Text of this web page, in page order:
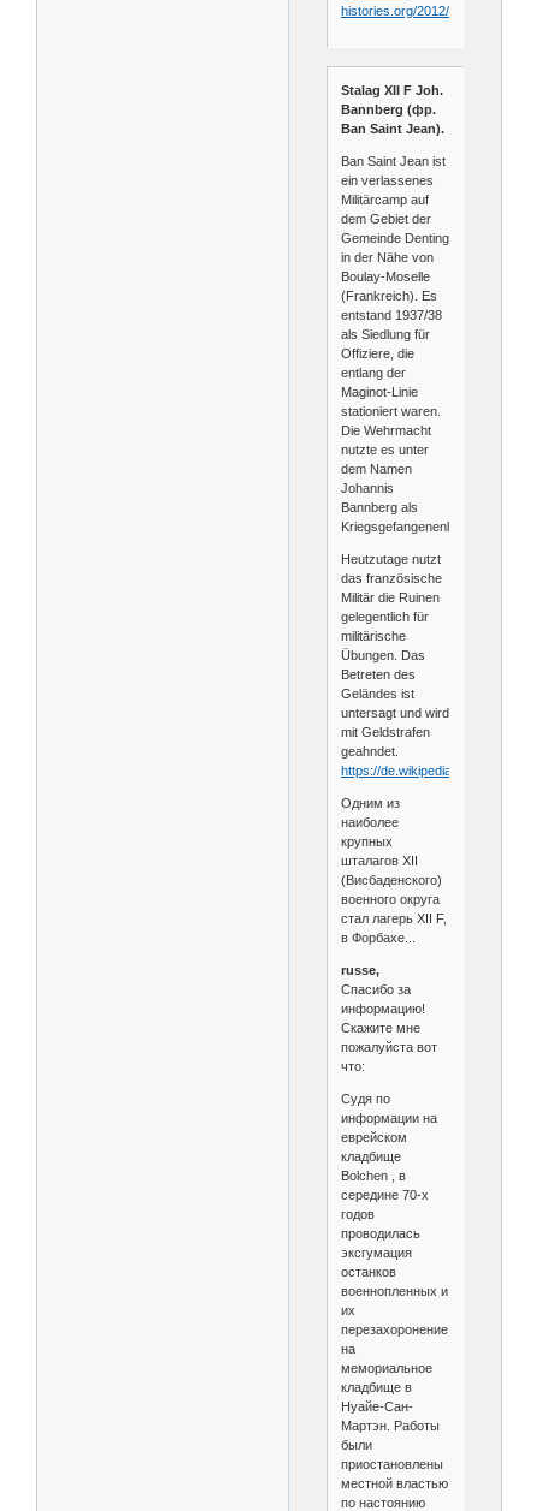
histories.org/2012/11/11/stalag/
Stalag XII F Joh.
Bannberg (фр.
Ban Saint Jean).
Ban Saint Jean ist
ein verlassenes
Militärcamp auf
dem Gebiet der
Gemeinde Denting
in der Nähe von
Boulay-Moselle
(Frankreich). Es
entstand 1937/38
als Siedlung für
Offiziere, die
entlang der
Maginot-Linie
stationiert waren.
Die Wehrmacht
nutzte es unter
dem Namen
Johannis
Bannberg als
Kriegsgefangenenlager.
Heutzutage nutzt
das französische
Militär die Ruinen
gelegentlich für
militärische
Übungen. Das
Betreten des
Geländes ist
untersagt und wird
mit Geldstrafen
geahndet.
https://de.wikipedia.org/wiki/
Одним из
наиболее
крупных
шталагов XII
(Висбаденского)
военного округа
стал лагерь XII F,
в Форбахе...
russe,
Спасибо за
информацию!
Скажите мне
пожалуйста вот
что:
Судя по
информации на
еврейском
кладбище
Bolchen , в
середине 70-х
годов
проводилась
эксгумация
останков
военнопленных и
их
перезахоронение
на
мемориальное
кладбище в
Нуайе-Сан-
Мартэн. Работы
были
приостановлены
местной властью
по настоянию